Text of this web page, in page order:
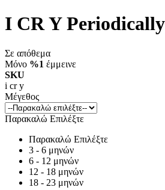
I CR Y
Σε απόθεμα
Μόνο %1 έμμεινε
SKU
i cr y
Μέγεθος
Παρακαλώ Επιλέξτε
Παρακαλώ Επιλέξτε
3 - 6 μηνών
6 - 12 μηνών
12 - 18 μηνών
18 - 23 μηνών